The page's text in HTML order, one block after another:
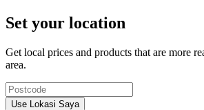
Set your location
Get local prices and products that are more
area.
Use Lokasi Saya